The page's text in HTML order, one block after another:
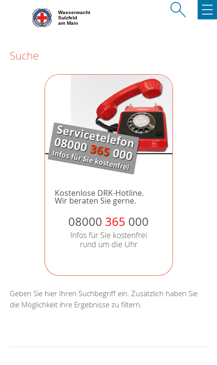
Wasserwacht
Sulzfeld
am Main
Suche
Kostenlose DRK-Hotline.
Wir beraten Sie gerne.
08000 365 000
Infos für Sie kostenfrei
rund um die Uhr
Geben Sie hier Ihren Suchbegriff ein. Zusätzlich haben Sie
die Möglichkeit ihre Ergebnisse zu filtern.